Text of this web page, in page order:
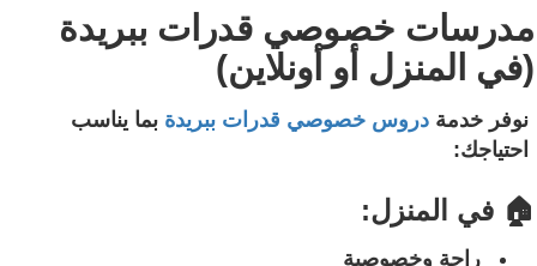
مدرسات خصوصي قدرات ببريدة
(في المنزل أو أونلاين)
نوفر خدمة دروس خصوصي قدرات ببريدة بما يناسب
احتياجك:
🏠 في المنزل:
راحة وخصوصية